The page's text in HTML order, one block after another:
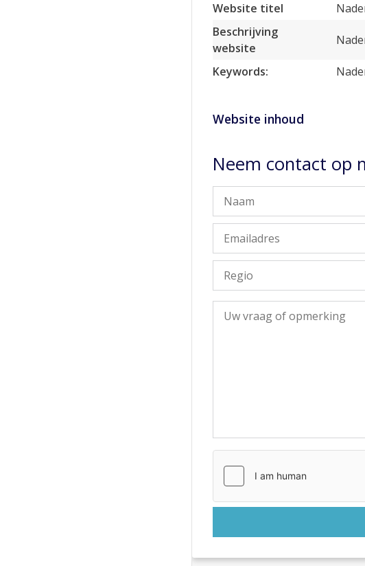
Website titel
Beschrijving
website
Keywords:
Website inhoud
Neem contact op